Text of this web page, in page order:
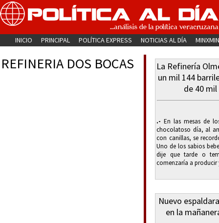
INICIO PRINCIPAL POLÍTICA EXPRESS NOTICIAS AL DÍA
REFINERIA DOS BOCAS
La Refinería
un mil 144
de 40
.- En las mesas de
chocolatoso día, al
con canillas, se
Uno de los sabios
dije que tarde o
comenzaría a producir
Nuevo
en la